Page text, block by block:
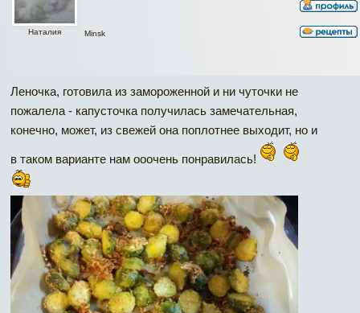
Наталия Minsk
Леночка, готовила из замороженной и ни чуточки не
пожалела - капусточка получилась замечательная,
конечно, может, из свежей она поплотнее выходит, но и
в таком варианте нам ооочень понравилась!